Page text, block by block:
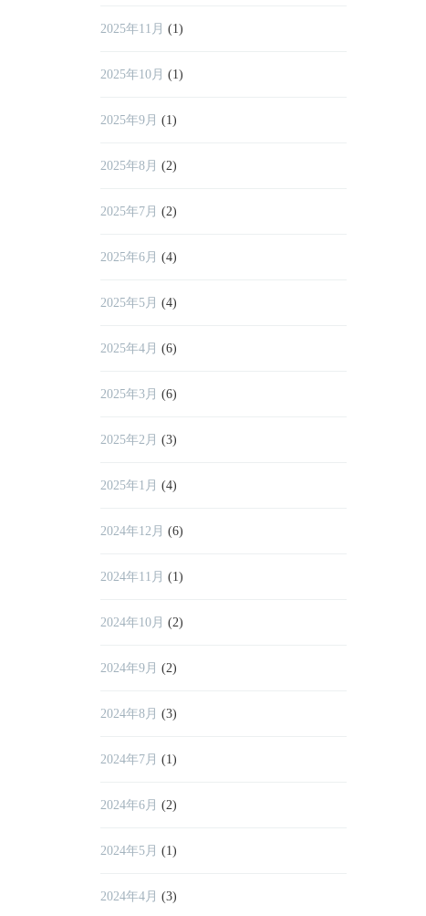
2025年11月 (1)
2025年10月 (1)
2025年9月 (1)
2025年8月 (2)
2025年7月 (2)
2025年6月 (4)
2025年5月 (4)
2025年4月 (6)
2025年3月 (6)
2025年2月 (3)
2025年1月 (4)
2024年12月 (6)
2024年11月 (1)
2024年10月 (2)
2024年9月 (2)
2024年8月 (3)
2024年7月 (1)
2024年6月 (2)
2024年5月 (1)
2024年4月 (3)